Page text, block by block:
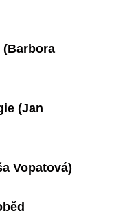
(Barbora
(Jan
Vopatová)